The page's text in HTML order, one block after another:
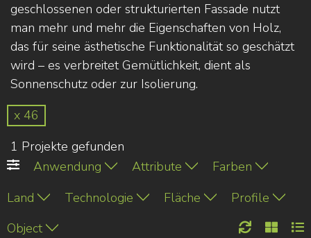
geschlossenen oder strukturierten Fassade nutzt
man mehr und mehr die Eigenschaften von Holz,
das für seine ästhetische Funktionalität so geschätzt
wird – es verbreitet Gemütlichkeit, dient als
Sonnenschutz oder zur Isolierung.
x 46
1 Projekte gefunden
Anwendung
Attribute
Farben
Land
Technologie Fläche
Profile
Object